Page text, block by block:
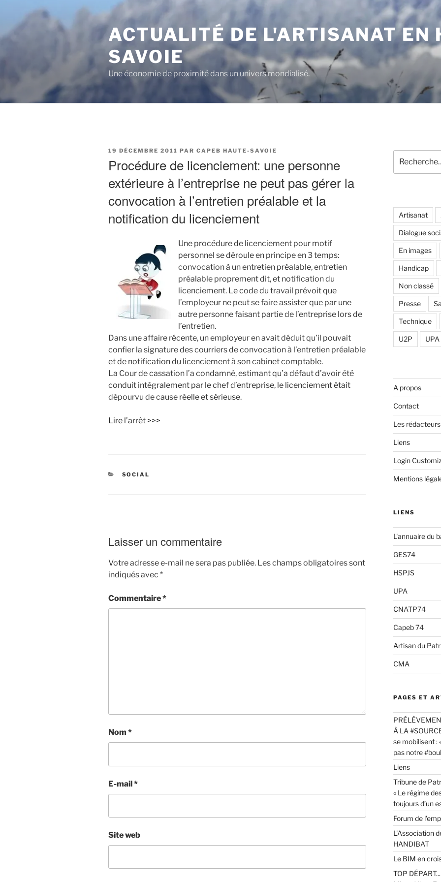
contenu
principal
ACTUALITÉ DE L'ARTISANAT EN
SAVOIE
Une économie de proximité dans un univers mondialisé.
PUBLIÉ
19 DÉCEMBRE 2011 PAR CAPEB HAUTE-SAVOIE
Procédure de licenciement: une personne
extérieure à l’entreprise ne peut pas gérer la
convocation à l’entretien préalable et la
notification du licenciement
Une procédure de licenciement pour motif
personnel se déroule en principe en 3 temps:
convocation à un entretien préalable, entretien
préalable proprement dit, et notification du
licenciement. Le code du travail prévoit que
l’employeur ne peut se faire assister que par une
autre personne faisant partie de l’entreprise lors de
l’entretien.
Dans une affaire récente, un employeur en avait déduit qu’il pouvait
confier la signature des courriers de convocation à l’entretien préalable
et de notification du licenciement à son cabinet comptable.
La Cour de cassation l’a condamné, estimant qu’a défaut d’avoir été
conduit intégralement par le chef d’entreprise, le licenciement était
dépourvu de cause réelle et sérieuse.
Lire l’arrêt >>>
CATÉGORIES
SOCIAL
Laisser un commentaire
Votre adresse e-mail ne sera pas publiée. Les champs obligatoires sont
indiqués avec *
Commentaire*
Nom *
E-mail*
Site web
pour
:
Artisanat
Dialogue
En images
Handicap
Non classé
Presse
Technique
U2P UPA
A propos
Contact
Les rédacteurs
Liens
Login
Mentions
LIENS
L'annuaire du
GES74
HSPJS
UPA
CNATP74
Capeb 74
Artisan du
CMA
PAGES ET
À LA
se mobilisent :
pas notre
Liens
Tribune de
« Le régime
toujours d’un
Forum de
L'Association
HANDIBAT
Le BIM en
TOP